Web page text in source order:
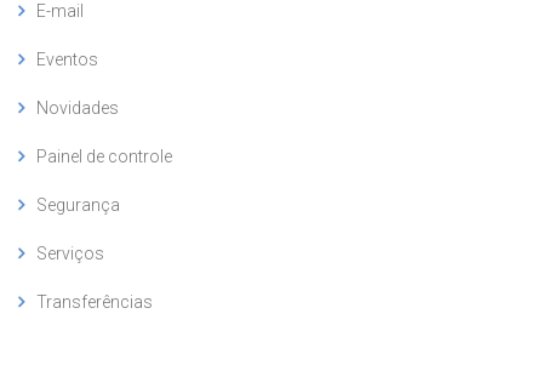
E-mail
Eventos
Novidades
Painel de controle
Segurança
Serviços
Transferências